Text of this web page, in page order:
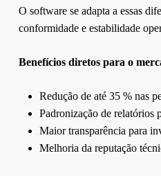
O software se adapta a essas
conformidade e estabilidade
Benefícios diretos para o
Redução de até 35 % nas
Padronização de relatórios
Maior transparência para
Melhoria da reputação